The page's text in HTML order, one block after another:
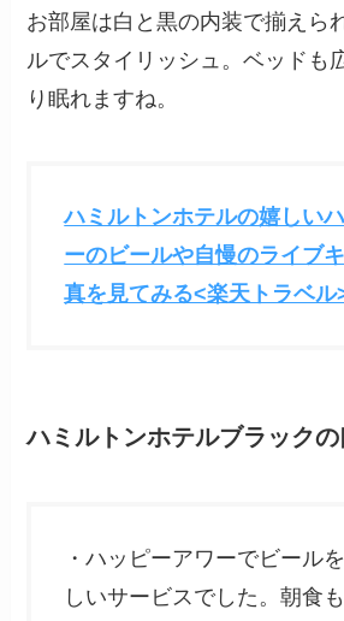
お部屋は白と黒の内装で揃えら
ルでスタイリッシュ。ベッドも
り眠れますね。
ハミルトンホテルの嬉しい
ーのビールや自慢のライブ
真を見てみる<楽天トラベル
ハミルトンホテルブラックの
・ハッピーアワーでビール
しいサービスでした。朝食